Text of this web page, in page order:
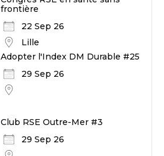
frontière
22 Sep 26
Lille
Adopter l'Index DM Durable #25
29 Sep 26
Club RSE Outre-Mer #3
29 Sep 26